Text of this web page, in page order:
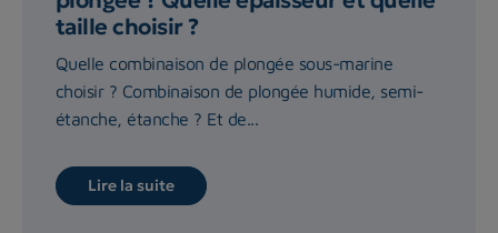
taille choisir ?
Quelle combinaison de plongée sous-marine
choisir ? Combinaison de plongée humide, semi-
étanche, étanche ? Et de...
Lire la suite